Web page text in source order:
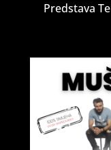
Predstava